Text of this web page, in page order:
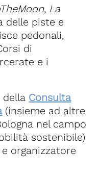
, La
delle piste e
pedonali,
di
e i
Consulta
(insieme ad altre
nel campo
sostenibile)
organizzatore